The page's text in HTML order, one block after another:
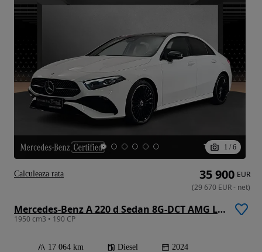
1 / 6
Mercedes-Benz A 220 d Sedan 8G-DCT AMG Line
1950 cm3 • 190 CP
17 064 km Diesel 2024
35 900 EUR
(29 670 EUR- net)
Calculeaza rata